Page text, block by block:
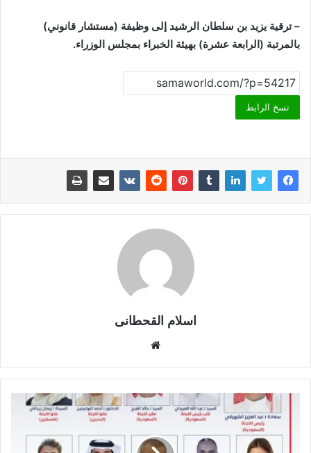
– ترقية يزيد بن سلطان الرشيد إلى وظيفة (مستشار قانوني)
بالمرتبة (الرابعة عشرة) بهيئة الخبراء بمجلس الوزراء.
نسخ الرابط
اسلام القحطانى
ق
ع
ا
و